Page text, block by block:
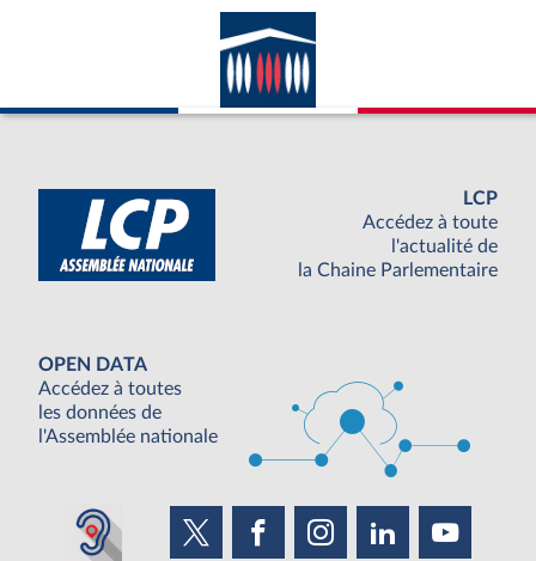
LCP
Accédez à toute
l'actualité de
la Chaine Parlementaire
OPEN DATA
Accédez à toutes
les données de
l'Assemblée nationale